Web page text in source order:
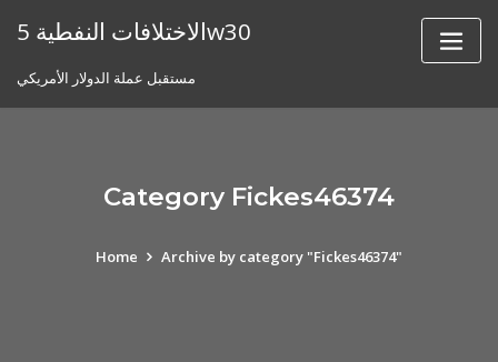
الاختلافات النفطية 5w30
مستقبل عملة الدولار الأمريكي
Category Fickes46374
Home Archive by category "Fickes46374"